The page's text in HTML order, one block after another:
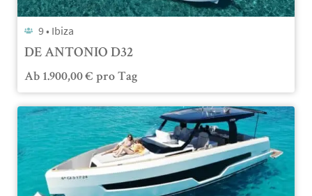
9 • Ibiza
DE ANTONIO D32
Ab 1.900,00€ pro Tag